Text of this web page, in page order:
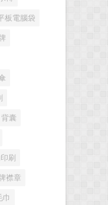
板電腦袋
背囊
刷
襟章
巾